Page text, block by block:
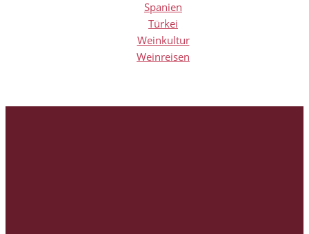
Spanien
Türkei
Weinkultur
Weinreisen